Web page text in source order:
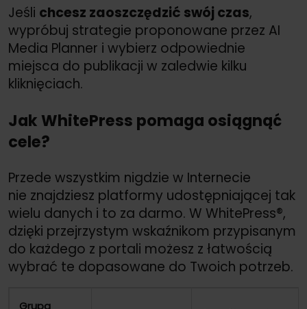
Jeśli chcesz zaoszczędzić swój czas,
wypróbuj strategie proponowane przez AI
Media Planner i wybierz odpowiednie
miejsca do publikacji w zaledwie kilku
kliknięciach.
Jak WhitePress pomaga osiągnąć
cele?
Przede wszystkim nigdzie w Internecie
nie znajdziesz platformy udostępniającej tak
wielu danych i to za darmo. W WhitePress®,
dzięki przejrzystym wskaźnikom przypisanym
do każdego z portali możesz z łatwością
wybrać te dopasowane do Twoich potrzeb.